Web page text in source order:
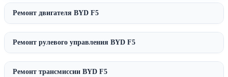
Ремонт двигателя BYD F5
Ремонт рулевого управления BYD F5
Ремонт трансмиссии BYD F5